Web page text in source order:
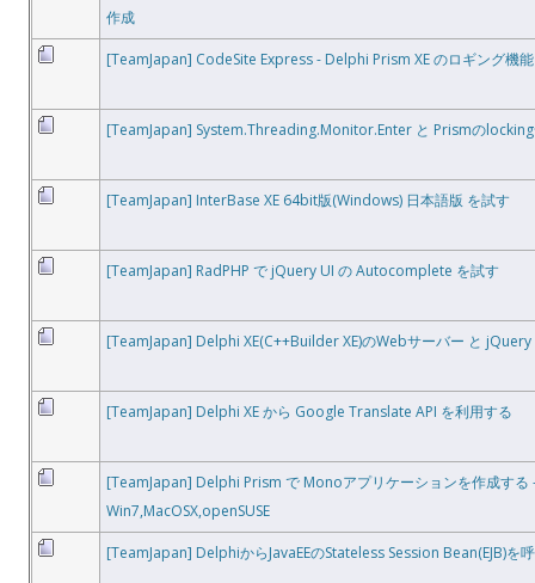
作成
[TeamJapan] CodeSite Express - Delphi Prism XE のロギング機
[TeamJapan] System.Threading.Monitor.Enter と Prismの
[TeamJapan] InterBase XE 64bit版(Windows) 日本語版 を試す
[TeamJapan] RadPHP で jQuery UI の Autocomplete を試す
[TeamJapan] Delphi XE(C++Builder XE)のWebサーバー と
[TeamJapan] Delphi XE から Google Translate API を利用する
[TeamJapan] Delphi Prism で Monoアプリケーションを作成する
Win7,MacOSX,openSUSE
[TeamJapan] DelphiからJavaEEのStateless Session Bean(EJB)を